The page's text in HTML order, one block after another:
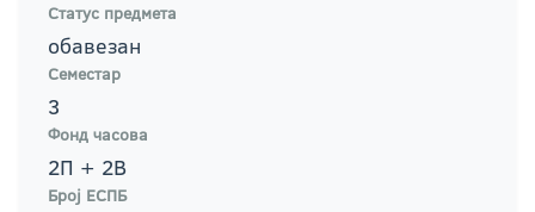
Статус предмета
обавезан
Семестар
3
Фонд часова
2П + 2В
Број ЕСПБ